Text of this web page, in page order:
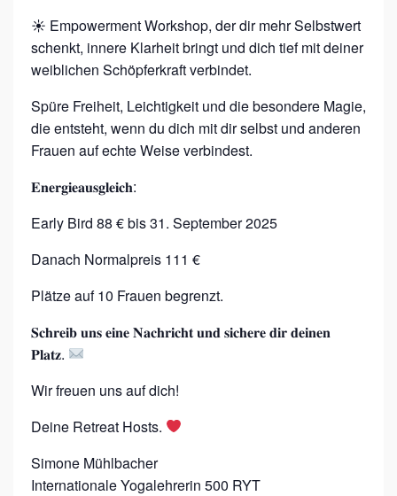
☀︎ Empowerment Workshop, der dir mehr Selbstwert
schenkt, innere Klarheit bringt und dich tief mit deiner
weiblichen Schöpferkraft verbindet.
Spüre Freiheit, Leichtigkeit und die besondere Magie,
die entsteht, wenn du dich mit dir selbst und anderen
Frauen auf echte Weise verbindest.
𝐄𝐧𝐞𝐫𝐠𝐢𝐞𝐚𝐮𝐬𝐠𝐥𝐞𝐢𝐜𝐡:
Early Bird 88 € bis 31. September 2025
Danach Normalpreis 111 €
Plätze auf 10 Frauen begrenzt.
𝐒𝐜𝐡𝐫𝐞𝐢𝐛 𝐮𝐧𝐬 𝐞𝐢𝐧𝐞 𝐍𝐚𝐜𝐡𝐫𝐢𝐜𝐡𝐭 𝐮𝐧𝐝 𝐬𝐢𝐜𝐡𝐞𝐫𝐞 𝐝𝐢𝐫 𝐝𝐞𝐢𝐧𝐞𝐧
𝐏𝐥𝐚𝐭𝐳.
Wir freuen uns auf dich!
Deine Retreat Hosts.
Simone Mühlbacher
Internationale Yogalehrerin 500 RYT